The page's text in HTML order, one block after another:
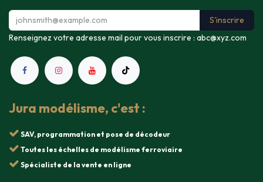
S'inscrire
Renseignez votre adresse mail pour vous inscrire : abc@xyz.com
Jura modélisme, c'est :
SAV, programmation et pose de décodeur
Toutes les échelles de modélisme ferroviaire
Spécialiste de la vente en ligne